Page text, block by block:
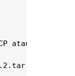
atau